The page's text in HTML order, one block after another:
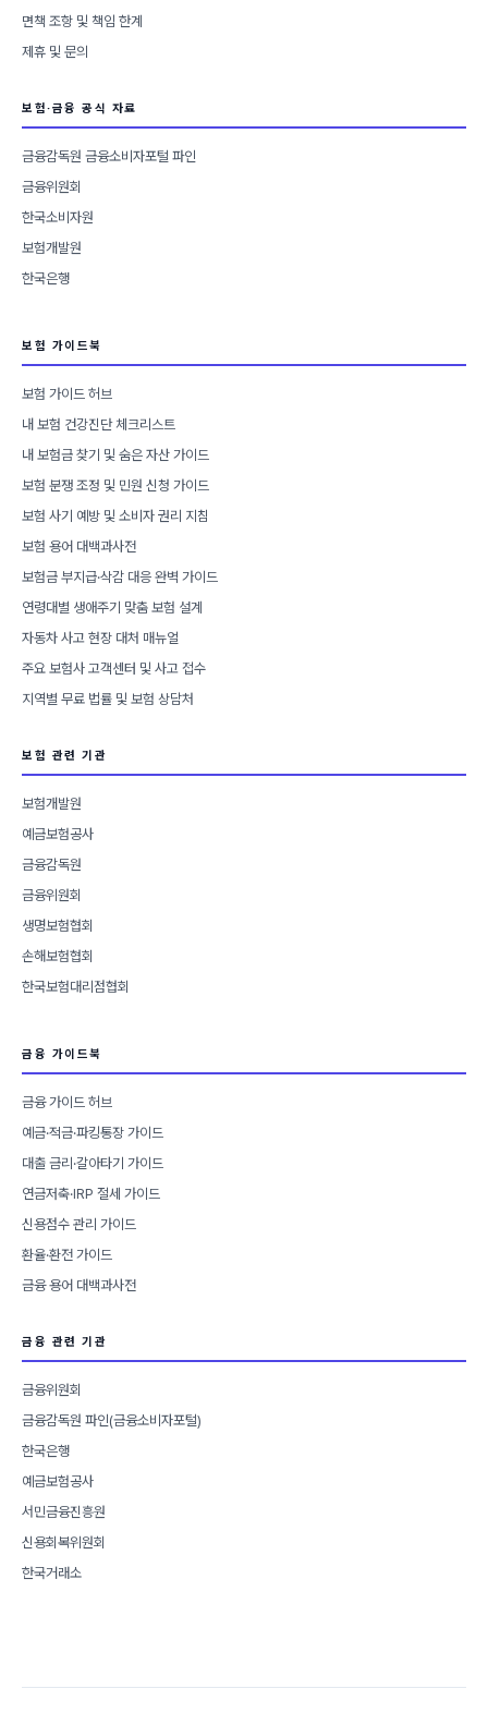
면책 조항 및 책임 한계
제휴 및 문의
보험·금융 공식 자료
금융감독원 금융소비자포털 파인
금융위원회
한국소비자원
보험개발원
한국은행
보험 가이드북
보험 가이드 허브
내 보험 건강진단 체크리스트
내 보험금 찾기 및 숨은 자산 가이드
보험 분쟁 조정 및 민원 신청 가이드
보험 사기 예방 및 소비자 권리 지침
보험 용어 대백과사전
보험금 부지급·삭감 대응 완벽 가이드
연령대별 생애주기 맞춤 보험 설계
자동차 사고 현장 대처 매뉴얼
주요 보험사 고객센터 및 사고 접수
지역별 무료 법률 및 보험 상담처
보험 관련 기관
보험개발원
예금보험공사
금융감독원
금융위원회
생명보험협회
손해보험협회
한국보험대리점협회
금융 가이드북
금융 가이드 허브
예금·적금·파킹통장 가이드
대출 금리·갈아타기 가이드
연금저축·IRP 절세 가이드
신용점수 관리 가이드
환율·환전 가이드
금융 용어 대백과사전
금융 관련 기관
금융위원회
금융감독원 파인(금융소비자포털)
한국은행
예금보험공사
서민금융진흥원
신용회복위원회
한국거래소